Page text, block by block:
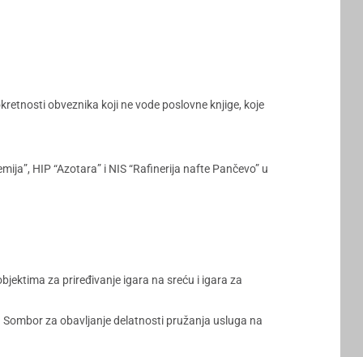
obveznika koji ne vode poslovne knjige, koje
HIP “Azotara” i NIS “Rafinerija nafte Pančevo” u
za priređivanje igara na sreću i igara za
za obavljanje delatnosti pružanja usluga na